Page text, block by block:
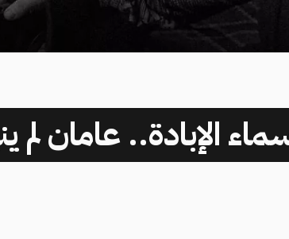
الإبادة.. عامان لم